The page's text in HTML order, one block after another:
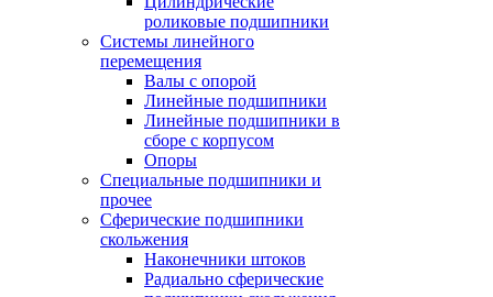
роликовые подшипники
Системы линейного
перемещения
Валы с опорой
Линейные подшипники
Линейные подшипники в
сборе с корпусом
Опоры
Специальные подшипники и
прочее
Сферические подшипники
скольжения
Наконечники штоков
Радиально сферические